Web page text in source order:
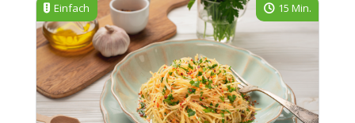
Einfach 15 Min.